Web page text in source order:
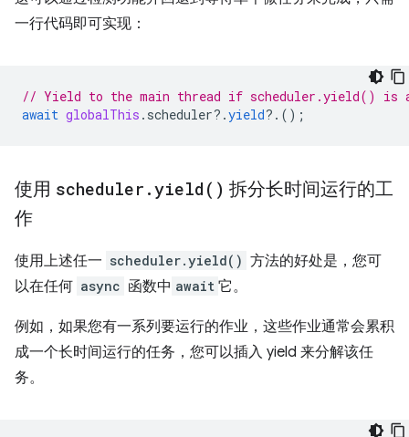
一行代码即可实现：
// Yield to the main thread if scheduler.yield() is
await globalThis . scheduler? .yield? .();
使用 scheduler .yield( ) 拆分长时间运行的工
作
使用上述任一 scheduler.yield() 方法的好处是，您可
以在任何 async 函数中 await 它。
例如，如果您有一系列要运行的作业，这些作业通常会累积
成一个长时间运行的任务，您可以插入 yield 来分解该任
务。